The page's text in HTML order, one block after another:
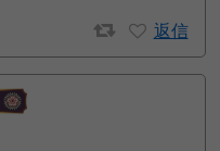
返信